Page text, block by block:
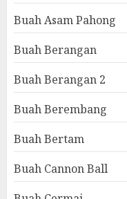
Buah Asam Pahong
Buah Berangan
Buah Berangan 2
Buah Berembang
Buah Bertam
Buah Cannon Ball